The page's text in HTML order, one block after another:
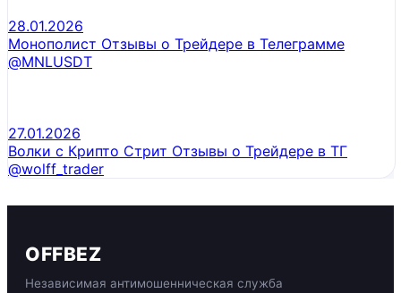
28.01.2026
Монополист Отзывы о Трейдере в Телеграмме
@MNLUSDT
27.01.2026
Волки с Крипто Стрит Отзывы о Трейдере в ТГ
@wolff_trader
OFFBEZ
Независимая антимошенническая служба